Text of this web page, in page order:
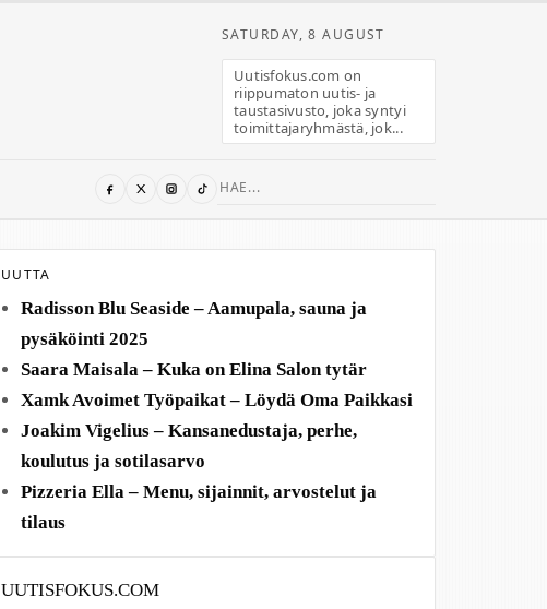
SATURDAY, 8 AUGUST
Uutisfokus.com on
riippumaton uutis- ja
taustasivusto, joka syntyi
toimittajaryhmästä, jok...
Search
UUTTA
Radisson Blu Seaside – Aamupala, sauna ja
pysäköinti 2025
Saara Maisala – Kuka on Elina Salon tytär
Xamk Avoimet Työpaikat – Löydä Oma Paikkasi
Joakim Vigelius – Kansanedustaja, perhe,
koulutus ja sotilasarvo
Pizzeria Ella – Menu, sijainnit, arvostelut ja
tilaus
UUTISFOKUS.COM